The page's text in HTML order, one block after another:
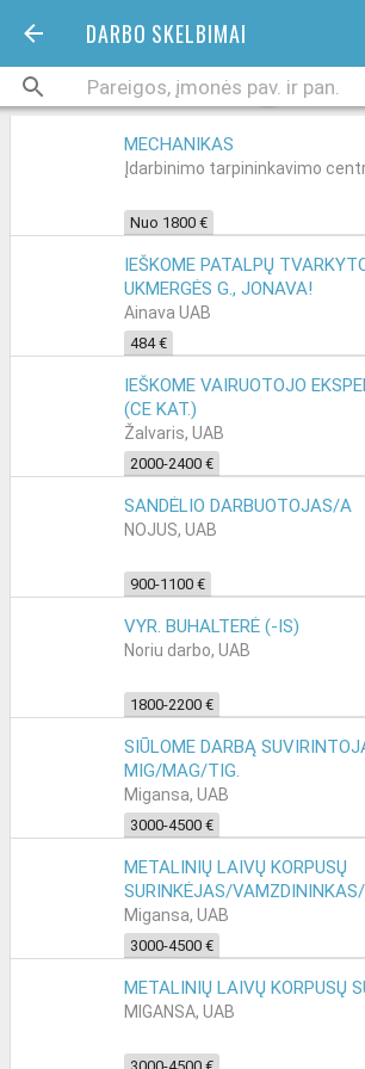
DARBO SKELBIMAI
MECHANIKAS
Įdarbinimo tarpininkavimo
Nuo 1800 €
IEŠKOME PATALPŲ
UKMERGĖS G., JONAVA!
Ainava UAB
484 €
IEŠKOME VAIRUOTOJO
(CE KAT.)
Žalvaris, UAB
2000-2400 €
SANDĖLIO DARBUOTOJAS/A
NOJUS, UAB
900-1100 €
VYR. BUHALTERĖ (-IS)
Noriu darbo, UAB
1800-2200 €
SIŪLOME DARBĄ
MIG/MAG/TIG.
Migansa, UAB
3000-4500 €
METALINIŲ LAIVŲ KORPUSŲ
Migansa, UAB
3000-4500 €
METALINIŲ LAIVŲ KORPUSŲ
MIGANSA, UAB